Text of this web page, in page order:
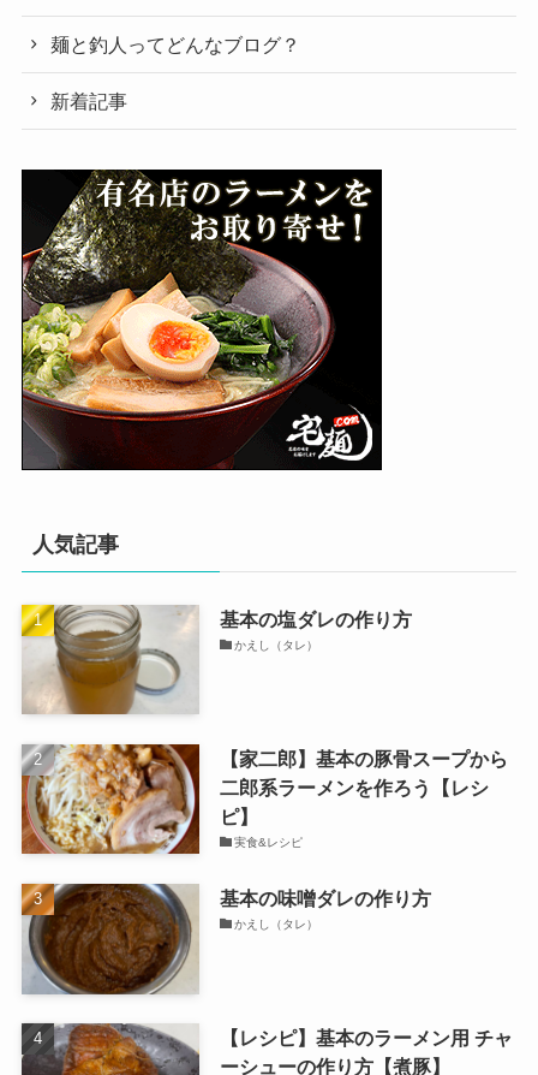
麺と釣人ってどんなブログ？
新着記事
人気記事
基本の塩ダレの作り方
かえし（タレ）
【家二郎】基本の豚骨スープから
二郎系ラーメンを作ろう【レシ
ピ】
実食&レシピ
基本の味噌ダレの作り方
かえし（タレ）
【レシピ】基本のラーメン用 チャ
ーシューの作り方【煮豚】